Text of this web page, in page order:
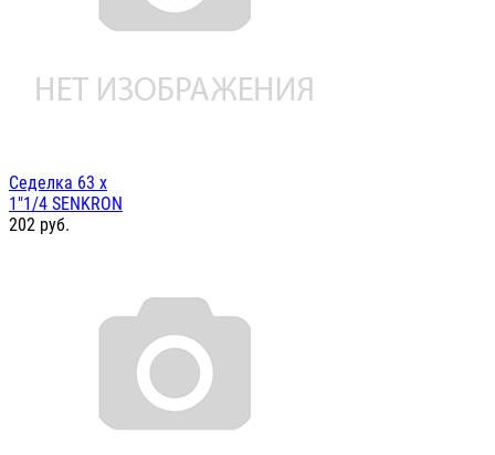
Седелка 63 х
1"1/4 SENKRON
202 руб.